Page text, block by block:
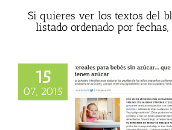
Si quieres ver los textos del
listado ordenado por
15
07, 2015
para bebés sin